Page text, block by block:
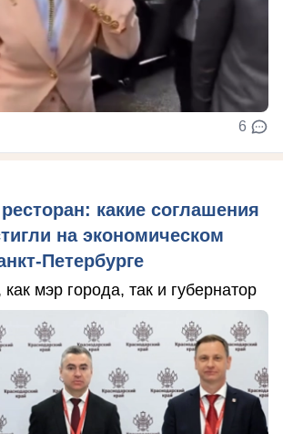
6
какие соглашения
на экономическом
Петербурге
мэр города, так и губернатор